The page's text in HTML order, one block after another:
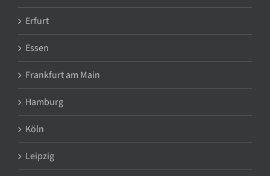
Erfurt
Essen
Frankfurt am Main
Hamburg
Köln
Leipzig